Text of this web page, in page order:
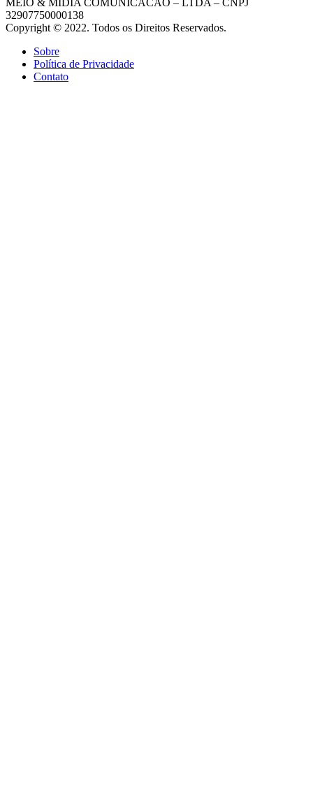
MEIO & MIDIA COMUNICACAO – LTDA – CNPJ
32907750000138
Copyright © 2022. Todos os Direitos Reservados.
Sobre
Política de Privacidade
Contato